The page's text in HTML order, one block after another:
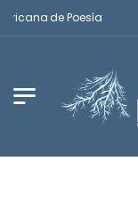
de Poesía